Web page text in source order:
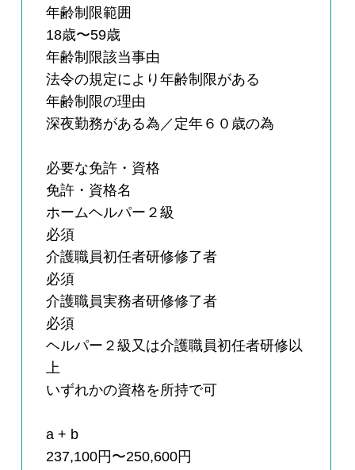
年齢制限範囲
18歳〜59歳
年齢制限該当事由
法令の規定により年齢制限がある
年齢制限の理由
深夜勤務がある為／定年６０歳の為
必要な免許・資格
免許・資格名
ホームヘルパー２級
必須
介護職員初任者研修修了者
必須
介護職員実務者研修修了者
必須
ヘルパー２級又は介護職員初任者研修以
上
いずれかの資格を所持で可
a + b
237,100円〜250,600円